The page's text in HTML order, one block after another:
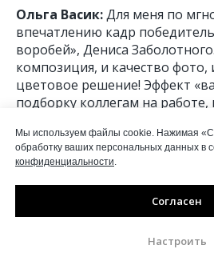
Ольга Васик:Для меня по
впечатлению кадр
воробей», Дениса
композиция, и качество фото,
цветовое решение! Эффект
подборку коллегам на
Михаил Ездаков:Один из
Здесь практически нет ничего
проработанная в деталях
полевой воробей) и её
кадре, приятный тёмный фон
умеренно яркое боке. Все
Мы используем файлы cookie. Нажимая
обработку ваших персональных данных в
конфиденциальности.
Согласен
Настроить